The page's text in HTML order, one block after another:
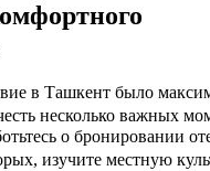
в Ташкент было
несколько важных
о бронировании
изучите местную